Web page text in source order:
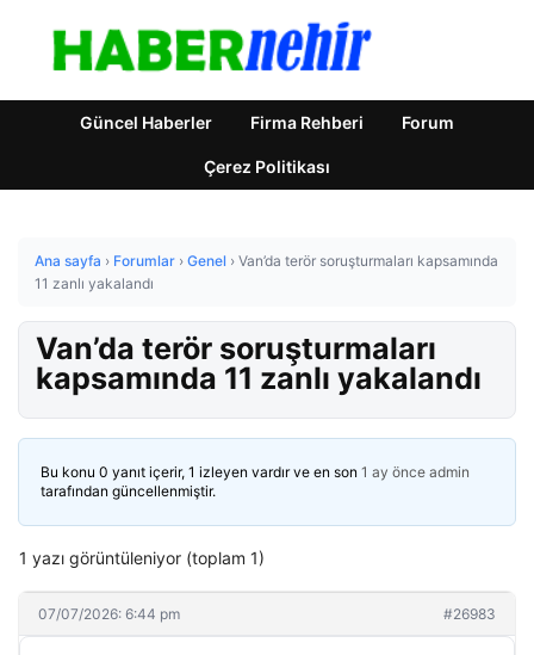
Güncel Haberler Firma Rehberi Forum
Çerez Politikası
Ana sayfa › Forumlar › Genel › Van’da terör soruşturmaları kapsamında
11 zanlı yakalandı
Van’da terör soruşturmaları
kapsamında 11 zanlı yakalandı
Bu konu 0 yanıt içerir, 1 izleyen vardır ve en son 1 ay önce admin
tarafından güncellenmiştir.
1 yazı görüntüleniyor (toplam 1)
07/07/2026: 6:44 pm #26983